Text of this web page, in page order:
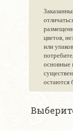
цветов,
или
основные
остаются